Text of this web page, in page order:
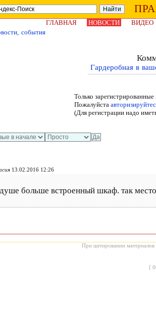
ГЛАВНАЯ НОВОСТИ
ВИДЕО
события
Гардеробная в
Только
Пожалуйста
(Для регистрации надо
13.02.2016 12:26
больше встроенный шкаф. так
При цитировании материалов
[